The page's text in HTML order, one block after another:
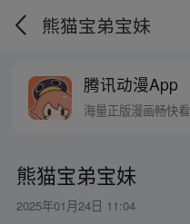
熊猫宝弟宝妹
腾讯动漫App
海量正版漫画畅快看
熊猫宝弟宝妹
2025年01月24日 11:04